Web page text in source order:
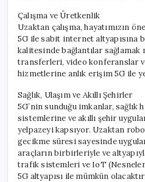
Çalışma ve Üretkenlik
Uzaktan çalışma, hayatımızın
5G ile sabit internet altyapısına
kalitesinde bağlantılar sağlamak
transferleri, video konferanslar
hizmetlerine anlık erişim 5G ile
Sağlık, Ulaşım ve Akıllı Şehirler
5G’nin sunduğu imkanlar, sağlık
sistemlerine ve akıllı şehir
yelpazeyi kapsıyor. Uzaktan
gecikme süresi sayesinde
araçların birbirleriyle ve
trafik sistemleri ve IoT
5G altyapısı ile mümkün olacaktır.